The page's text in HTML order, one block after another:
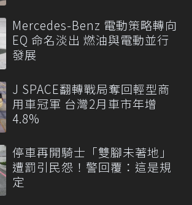
Mercedes-Benz 電動策略轉向
EQ 命名淡出 燃油與電動並行
發展
J SPACE翻轉戰局奪回輕型商
用車冠軍 台灣2月車市年增
4.8%
停車再開騎士「雙腳未著地」
遭罰引民怨！警回覆：這是規
定